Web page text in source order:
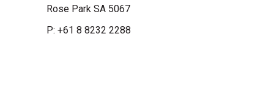
Rose Park SA 5067
P: +61 8 8232 2288